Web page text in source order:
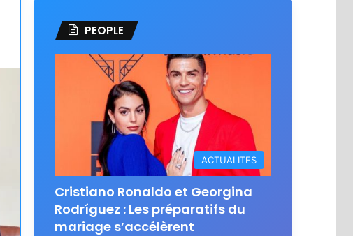
PEOPLE
ACTUALITES
Cristiano Ronaldo et Georgina
Rodríguez : Les préparatifs du
mariage s’accélèrent